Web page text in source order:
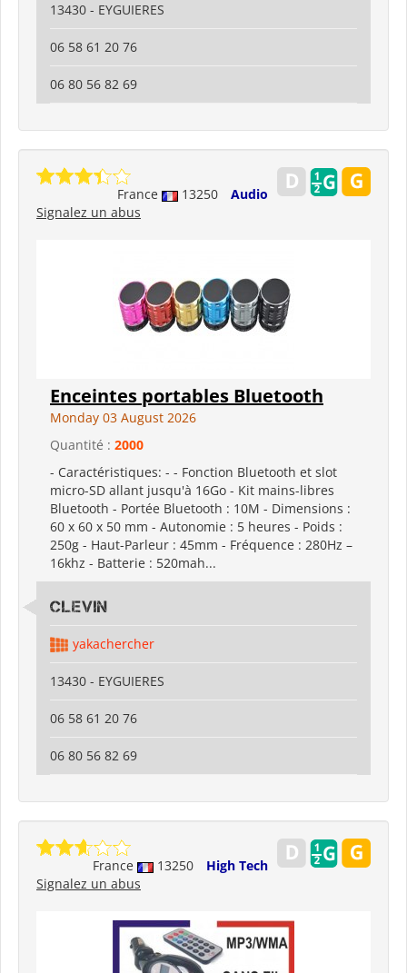
13430 - EYGUIERES
06 58 61 20 76
06 80 56 82 69
France 13250
Audio
Signalez un abus
Enceintes portables Bluetooth
Monday 03 August 2026
Quantité : 2000
- Caractéristiques: - - Fonction Bluetooth et slot
micro-SD allant jusqu'à 16Go - Kit mains-libres
Bluetooth - Portée Bluetooth : 10M - Dimensions :
60 x 60 x 50 mm - Autonomie : 5 heures - Poids :
250g - Haut-Parleur : 45mm - Fréquence : 280Hz –
16khz - Batterie : 520mah...
CLEVIN
yakachercher
13430 - EYGUIERES
06 58 61 20 76
06 80 56 82 69
France 13250
High Tech
Signalez un abus